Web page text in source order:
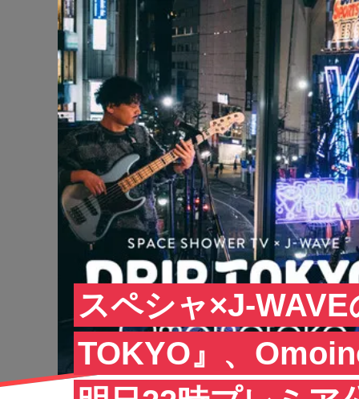
スペシャ×J-
TOKYO』、